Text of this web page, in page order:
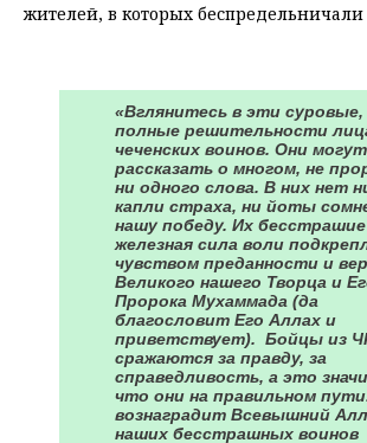
жителей, в которых
«Вглянитесь в эти суровые,
полные решительности
чеченских воинов. Они могут
рассказать о многом, не
ни одного слова. В них нет
капли страха, ни йоты
нашу победу. Их
железная сила воли
чувством преданности и
Великого нашего Творца и
Пророка Мухаммада (да
благословит Его Аллах и
приветствует). Бойцы из
сражаются за правду, за
справедливость, а это
что они на правильном
вознаградит Всевышний
наших бесстрашных воинов